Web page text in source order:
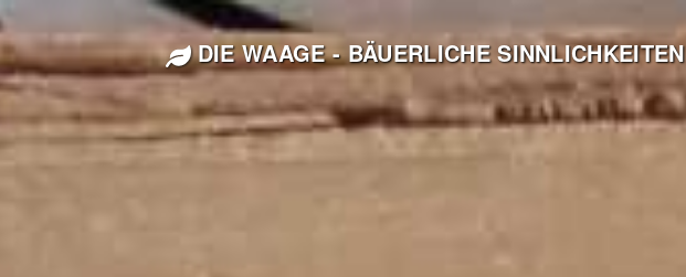
DIE WAAGE - BÄUERLICHE SINNLICHKEITEN